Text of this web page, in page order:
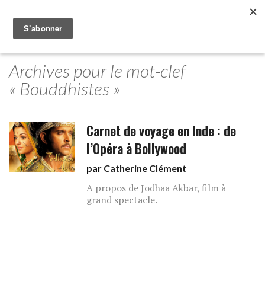
Archives pour le mot-clef
« Bouddhistes »
Carnet de voyage en Inde : de
l’Opéra à Bollywood
par Catherine Clément
A propos de Jodhaa Akbar, film à
grand spectacle.